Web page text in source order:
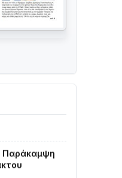
στο Λυγιά